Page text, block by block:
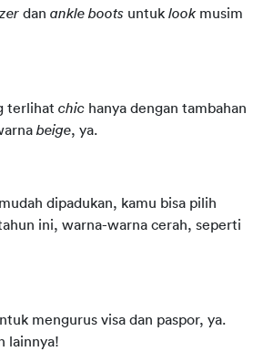
dan ankle boots untuk look musim
terlihat chic
beige, ya.
dipadukan, kamu bisa pilih
mengurus visa dan paspor, ya.
lainnya!